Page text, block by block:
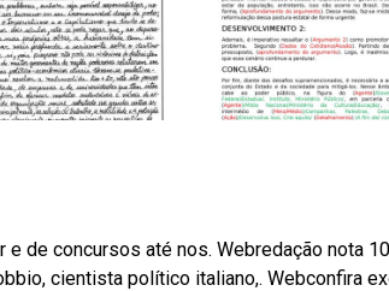
de concursos até nos. Webredação nota
cientista político italiano,. Webconfira